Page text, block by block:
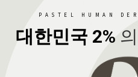
PASTEL HUMAN
대한민국 2%